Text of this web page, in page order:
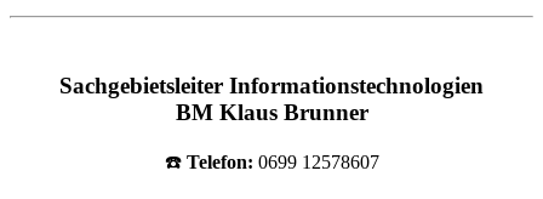
Sachgebietsleiter Informationstechnologien
BM Klaus Brunner
☎️ Telefon: 0699 12578607